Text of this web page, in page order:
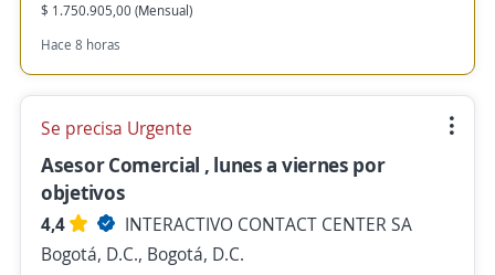
$ 1.750.905,00 (Mensual)
Hace 8 horas
Se precisa Urgente
Asesor Comercial , lunes a viernes por
objetivos
4,4
INTERACTIVO CONTACT CENTER SA
Bogotá, D.C., Bogotá, D.C.